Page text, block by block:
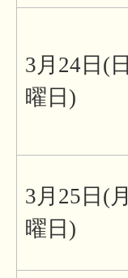
3月24日(日
曜日)
3月25日(月
曜日)